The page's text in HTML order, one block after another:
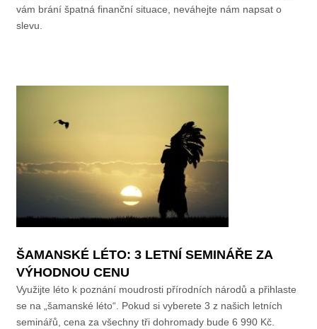
vám brání špatná finanční situace, neváhejte nám napsat o
slevu.
ŠAMANSKÉ LÉTO: 3 LETNÍ SEMINÁŘE ZA
VÝHODNOU CENU
Využijte léto k poznání moudrosti přírodních národů a přihlaste
se na „šamanské léto“. Pokud si vyberete 3 z našich letních
seminářů, cena za všechny tři dohromady bude 6 990 Kč.